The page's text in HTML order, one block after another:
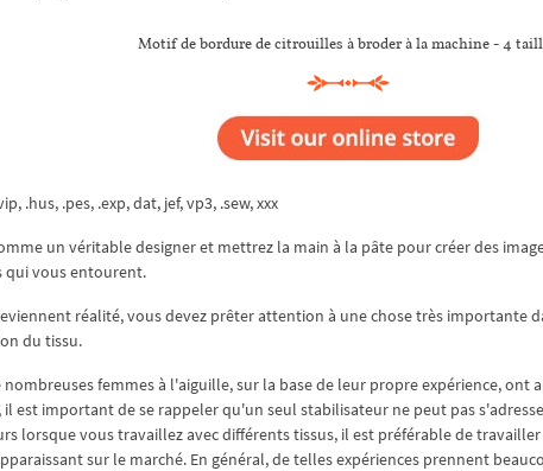
Motif de bordure de citrouilles à broder à la machine - 4
.hus, .pes, .exp, dat, jef, vp3, .sew, xxx
un véritable designer et mettrez la main à la pâte pour créer des
qui vous entourent.
réalité, vous devez prêter attention à une chose très importante
du tissu.
nombreuses femmes à l'aiguille, sur la base de leur propre expérience,
est important de se rappeler qu'un seul stabilisateur ne peut pas
lorsque vous travaillez avec différents tissus, il est préférable de
sur le marché. En général, de telles expériences prennent